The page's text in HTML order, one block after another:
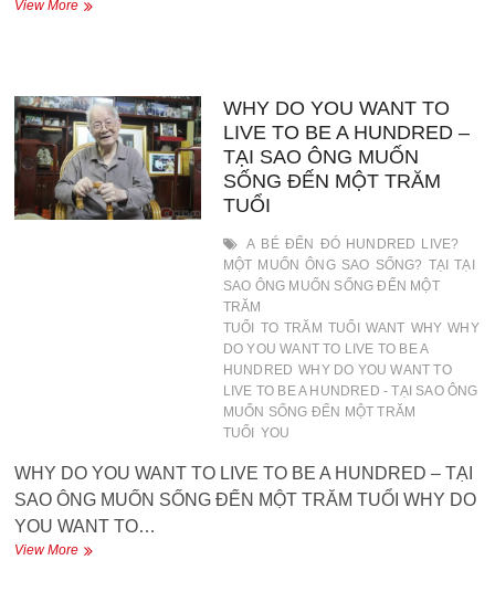
View MoreDO
–
BẠN
CÓ
BỊ
ÁM
ẢNH
KHÔNG
WHY DO YOU WANT TO
LIVE TO BE A HUNDRED –
TẠI SAO ÔNG MUỐN
SỐNG ĐẾN MỘT TRĂM
TUỔI
A BÉ ĐẾN ĐÓ HUNDRED LIVE?
MỘT MUỐN ÔNG SAO SỐNG? TẠI TẠI
SAO ÔNG MUỐN SỐNG ĐẾN MỘT
TRĂM
TUỔI
TO TRĂM TUỔI WANT WHY WHY
DO YOU WANT TO LIVE TO BE A
HUNDRED WHY DO YOU WANT TO
LIVE TO BE A HUNDRED - TẠI SAO ÔNG
MUỐN SỐNG ĐẾN MỘT TRĂM
TUỔI
YOU
WHY DO YOU WANT TO LIVE TO BE A HUNDRED – TẠI
SAO ÔNG MUỐN SỐNG ĐẾN MỘT TRĂM TUỔI WHY DO
YOU WANT TO…
View MoreWHY